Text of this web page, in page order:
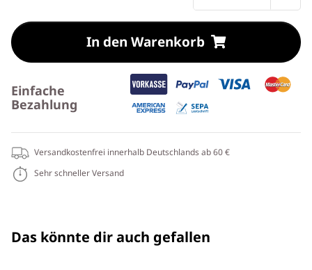
In den Warenkorb
Einfache
Bezahlung
Versandkostenfrei innerhalb Deutschlands ab 60 €
Sehr schneller Versand
Das könnte dir auch gefallen